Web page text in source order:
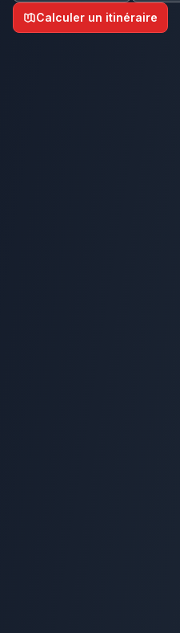
Calculer un itinéraire